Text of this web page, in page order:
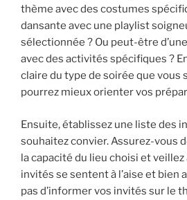
thème avec des costumes
dansante avec une playlist
sélectionnée ? Ou peut-être
avec des activités spécifiques ?
claire du type de soirée que vous
pourrez mieux orienter vos
Ensuite, établissez une liste des
souhaitez convier. Assurez-vous
la capacité du lieu choisi et veillez
invités se sentent à l’aise et bien
pas d’informer vos invités sur le